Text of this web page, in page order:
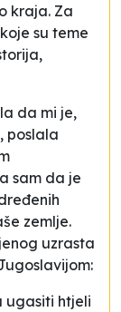
kraja. Za
su teme
da mi je,
poslala
sam da je
zemlje.
uzrasta
ugasiti htjeli